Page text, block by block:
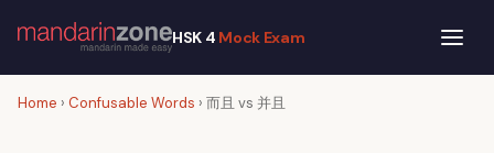
HSK 4 Mock Exam
Home › Confusable Words › 而且 vs 并且